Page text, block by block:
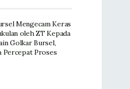
Mengecam Keras
oleh ZT Kepada
Golkar Bursel,
Percepat Proses